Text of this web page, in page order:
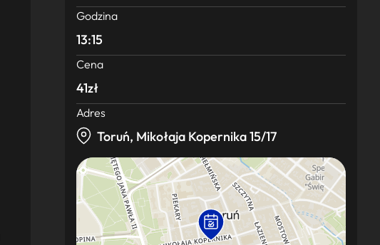
Godzina
13:15
Cena
41zł
Adres
Toruń, Mikołaja Kopernika 15/17